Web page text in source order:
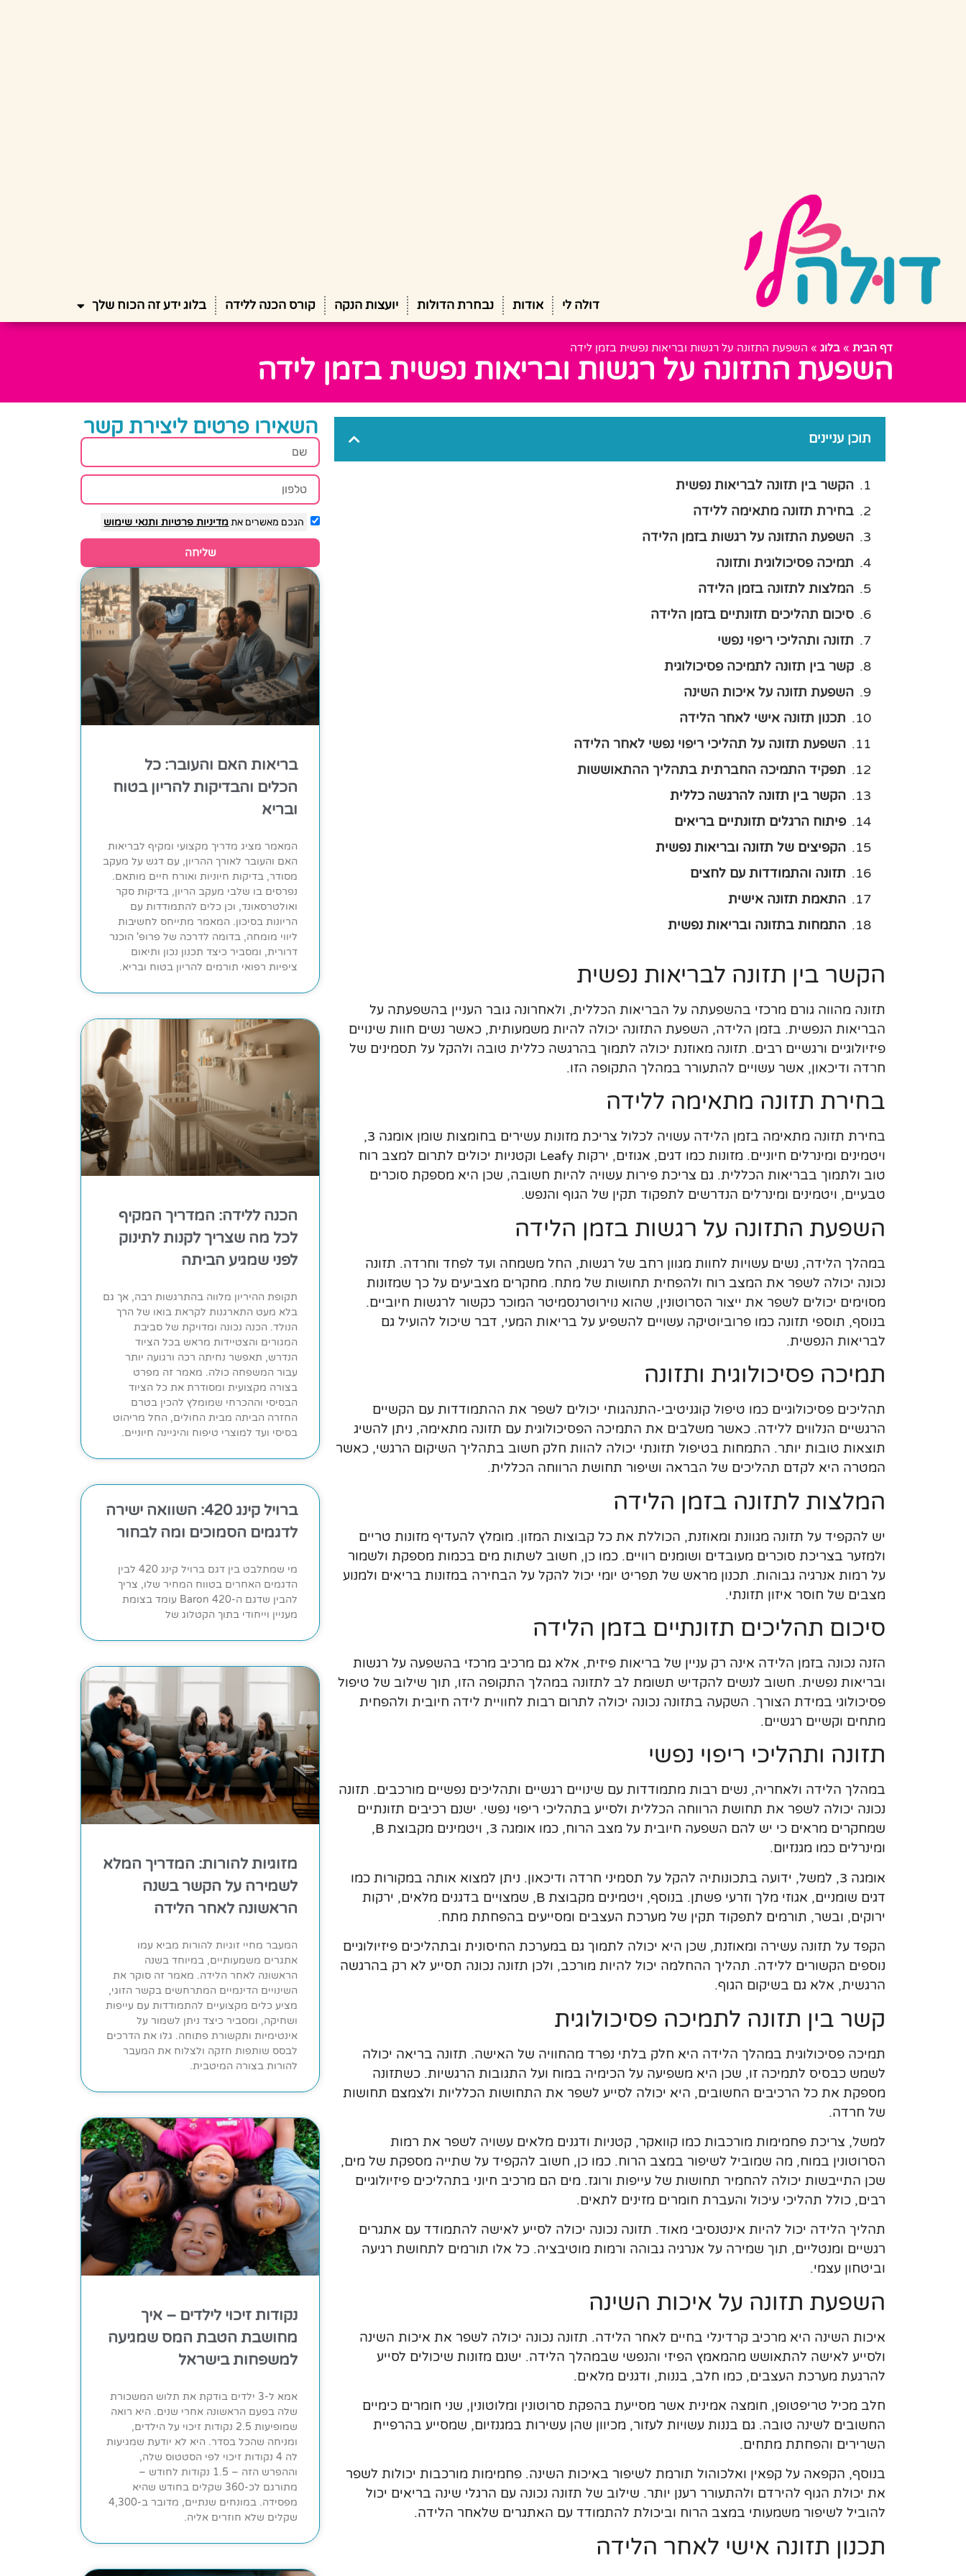
דולה לי אודות נבחרת הדולות יועצות הנקה קורס הכנה ללידה בלוג ידע זה הכוח שלך
דף הבית » בלוג » השפעת התזונה על רגשות ובריאות נפשית בזמן לידה
השפעת התזונה על רגשות ובריאות נפשית בזמן לידה
תוכן עניינים
הקשר בין תזונה לבריאות נפשית
בחירת תזונה מתאימה ללידה
השפעת התזונה על רגשות בזמן הלידה
תמיכה פסיכולוגית ותזונה
המלצות לתזונה בזמן הלידה
סיכום תהליכים תזונתיים בזמן הלידה
תזונה ותהליכי ריפוי נפשי
קשר בין תזונה לתמיכה פסיכולוגית
השפעת תזונה על איכות השינה
תכנון תזונה אישי לאחר הלידה
השפעת תזונה על תהליכי ריפוי נפשי לאחר הלידה
תפקיד התמיכה החברתית בתהליך ההתאוששות
הקשר בין תזונה להרגשה כללית
פיתוח הרגלים תזונתיים בריאים
הקפיצים של תזונה ובריאות נפשית
תזונה והתמודדות עם לחצים
התאמת תזונה אישית
התמחות בתזונה ובריאות נפשית
הקשר בין תזונה לבריאות נפשית
תזונה מהווה גורם מרכזי בהשפעתה על הבריאות הכללית, ולאחרונה גובר העניין בהשפעתה על
הבריאות הנפשית. בזמן הלידה, השפעת התזונה יכולה להיות משמעותית, כאשר נשים חוות שינויים
פיזיולוגיים ורגשיים רבים. תזונה מאוזנת יכולה לתמוך בהרגשה כללית טובה ולהקל על תסמינים של
חרדה ודיכאון, אשר עשויים להתעורר במהלך התקופה הזו.
בחירת תזונה מתאימה ללידה
בחירת תזונה מתאימה בזמן הלידה עשויה לכלול צריכת מזונות עשירים בחומצות שומן אומגה 3,
ויטמינים ומינרלים חיוניים. מזונות כמו דגים, אגוזים, ירקות Leafy וקטניות יכולים לתרום למצב רוח
טוב ולתמוך בבריאות הכללית. גם צריכת פירות עשויה להיות חשובה, שכן היא מספקת סוכרים
טבעיים, ויטמינים ומינרלים הנדרשים לתפקוד תקין של הגוף והנפש.
השפעת התזונה על רגשות בזמן הלידה
במהלך הלידה, נשים עשויות לחוות מגוון רחב של רגשות, החל משמחה ועד לפחד וחרדה. תזונה
נכונה יכולה לשפר את המצב רוח ולהפחית תחושות של מתח. מחקרים מצביעים על כך שמזונות
מסוימים יכולים לשפר את ייצור הסרוטונין, שהוא נוירוטרנסמיטר המוכר כקשור לרגשות חיוביים.
בנוסף, תוספי תזונה כמו פרוביוטיקה עשויים להשפיע על בריאות המעי, דבר שיכול להועיל גם
לבריאות הנפשית.
תמיכה פסיכולוגית ותזונה
תהליכים פסיכולוגיים כמו טיפול קוגניטיבי-התנהגותי יכולים לשפר את ההתמודדות עם הקשיים
הרגשיים הנלווים ללידה. כאשר משלבים את התמיכה הפסיכולוגית עם תזונה מתאימה, ניתן להשיג
תוצאות טובות יותר. התמחות בטיפול תזונתי יכולה להוות חלק חשוב בתהליך השיקום הרגשי, כאשר
המטרה היא לקדם תהליכים של הבראה ושיפור תחושת הרווחה הכללית.
המלצות לתזונה בזמן הלידה
יש להקפיד על תזונה מגוונת ומאוזנת, הכוללת את כל קבוצות המזון. מומלץ להעדיף מזונות טריים
ולמזער בצריכת סוכרים מעובדים ושומנים רוויים. כמו כן, חשוב לשתות מים בכמות מספקת ולשמור
על רמות אנרגיה גבוהות. תכנון מראש של תפריט יומי יכול להקל על הבחירה במזונות בריאים ולמנוע
מצבים של חוסר איזון תזונתי.
סיכום תהליכים תזונתיים בזמן הלידה
הזנה נכונה בזמן הלידה אינה רק עניין של בריאות פיזית, אלא גם מרכיב מרכזי בהשפעה על רגשות
ובריאות נפשית. חשוב לנשים להקדיש תשומת לב לתזונה במהלך התקופה הזו, תוך שילוב של טיפול
פסיכולוגי במידת הצורך. השקעה בתזונה נכונה יכולה לתרום רבות לחוויית לידה חיובית ולהפחית
מתחים וקשיים רגשיים.
תזונה ותהליכי ריפוי נפשי
במהלך הלידה ולאחריה, נשים רבות מתמודדות עם שינויים רגשיים ותהליכים נפשיים מורכבים. תזונה
נכונה יכולה לשפר את תחושת הרווחה הכללית ולסייע בתהליכי ריפוי נפשי. ישנם רכיבים תזונתיים
שמחקרים מראים כי יש להם השפעה חיובית על מצב הרוח, כמו אומגה 3, ויטמינים מקבוצת B,
ומינרלים כמו מגנזיום.
אומגה 3, למשל, ידועה בתכונותיה להקל על תסמיני חרדה ודיכאון. ניתן למצוא אותה במקורות כמו
דגים שומניים, אגוזי מלך וזרעי פשתן. בנוסף, ויטמינים מקבוצת B, שמצויים בדגנים מלאים, ירקות
ירוקים, ובשר, תורמים לתפקוד תקין של מערכת העצבים ומסייעים בהפחתת מתח.
הקפד על תזונה עשירה ומאוזנת, שכן היא יכולה לתמוך גם במערכת החיסונית ובתהליכים פיזיולוגיים
נוספים הקשורים ללידה. תהליך ההחלמה יכול להיות מורכב, ולכן תזונה נכונה תסייע לא רק בהרגשה
הרגשית, אלא גם בשיקום הגוף.
קשר בין תזונה לתמיכה פסיכולוגית
תמיכה פסיכולוגית במהלך הלידה היא חלק בלתי נפרד מהחוויה של האישה. תזונה בריאה יכולה
לשמש כבסיס לתמיכה זו, שכן היא משפיעה על הכימיה במוח ועל התגובות הרגשיות. כשתזונה
מספקת את כל הרכיבים החשובים, היא יכולה לסייע לשפר את התחושות הכלליות ולצמצם תחושות
של חרדה.
למשל, צריכת פחמימות מורכבות כמו קוואקר, קטניות ודגנים מלאים עשויה לשפר את רמות
הסרוטונין במוח, מה שמוביל לשיפור במצב הרוח. כמו כן, חשוב להקפיד על שתייה מספקת של מים,
שכן התייבשות יכולה להחמיר תחושות של עייפות ורוגז. מים הם מרכיב חיוני בתהליכים פיזיולוגיים
רבים, כולל תהליכי עיכול והעברת חומרים מזינים לתאים.
תהליך הלידה יכול להיות אינטנסיבי מאוד. תזונה נכונה יכולה לסייע לאישה להתמודד עם אתגרים
רגשיים ומנטליים, תוך שמירה על אנרגיה גבוהה ורמות מוטיבציה. כל אלו תורמים לתחושת רגיעה
וביטחון עצמי.
השפעת תזונה על איכות השינה
איכות השינה היא מרכיב קרדינלי בחיים לאחר הלידה. תזונה נכונה יכולה לשפר את איכות השינה
ולסייע לאישה להתאושש מהמאמץ הפיזי והנפשי שבמהלך הלידה. ישנם מזונות שיכולים לסייע
להרגעת מערכת העצבים, כמו חלב, בננות, ודגנים מלאים.
חלב מכיל טריפטופן, חומצה אמינית אשר מסייעת בהפקת סרוטונין ומלוטונין, שני חומרים כימיים
החשובים לשינה טובה. גם בננות עשויות לעזור, מכיוון שהן עשירות במגנזיום, שמסייע בהרפיית
השרירים והפחתת מתחים.
בנוסף, הקפאה על קפאין ואלכוהול תורמת לשיפור באיכות השינה. פחמימות מורכבות יכולות לשפר
את יכולת הגוף להירדם ולהתעורר רענן יותר. שילוב של תזונה נכונה עם הרגלי שינה בריאים יכול
להוביל לשיפור משמעותי במצב הרוח וביכולת להתמודד עם האתגרים שלאחר הלידה.
תכנון תזונה אישי לאחר הלידה
השאירו פרטים ליצירת קשר
הנכם מאשרים אתמדיניות פרטיות ותנאי שימוש
שליחה
בריאות האם והעובר: כל
הכלים והבדיקות להריון בטוח
ובריא
המאמר מציג מדריך מקצועי ומקיף לבריאות
האם והעובר לאורך ההריון, עם דגש על מעקב
מסודר, בדיקות חיוניות ואורח חיים מותאם.
נפרסים בו שלבי מעקב הריון, בדיקות סקר
ואולטרסאונד, וכן כלים להתמודדות עם
הריונות בסיכון. המאמר מתייחס לחשיבות
ליווי מומחה, בדומה לדרכה של פרופ' הוכנר
דרורית, ומסביר כיצד תכנון נכון ותיאום
ציפיות רפואי תורמים להריון בטוח ובריא.
הכנה ללידה: המדריך המקיף
לכל מה שצריך לקנות לתינוק
לפני שמגיע הביתה
תקופת ההיריון מלווה בהתרגשות רבה, אך גם
בלא מעט התארגנות לקראת בואו של הרך
הנולד. הכנה נכונה ומדויקת של סביבת
המגורים והצטיידות מראש בכל הציוד
הנדרש, תאפשר נחיתה רכה ורגועה יותר
עבור המשפחה כולה. מאמר זה מפרט
בצורה מקצועית ומסודרת את כל הציוד
הבסיסי וההכרחי שמומלץ להכין בטרם
החזרה הביתה מבית החולים, החל מריהוט
בסיסי ועד למוצרי טיפוח והיגיינה חיוניים.
ברויל קינג 420: השוואה ישירה
לדגמים הסמוכים ומה לבחור
מי שמתלבט בין דגם ברויל קינג 420 לבין
הדגמים האחרים בטווח המחיר שלו, צריך
להבין שדגם ה-Baron 420 עומד בצומת
מעניין וייחודי בתוך הקטלוג של
מזוגיות להורות: המדריך המלא
לשמירה על הקשר בשנה
הראשונה לאחר הלידה
המעבר מחיי זוגיות להורות מביא עמו
אתגרים משמעותיים, במיוחד בשנה
הראשונה לאחר הלידה. מאמר זה סוקר את
השינויים הדינמיים המתרחשים בקשר הזוגי,
מציע כלים מקצועיים להתמודדות עם עייפות
ושחיקה, ומסביר כיצד ניתן לשמור על
אינטימיות ותקשורת פתוחה. גלו את הדרכים
לבסס שותפות חזקה ולצלוח את המעבר
להורות בצורה המיטבית.
נקודות זיכוי לילדים – איך
מחושבת הטבת המס שמגיעה
למשפחות בישראל
אמא ל-3 ילדים בודקת את תלוש המשכורת
שלה בפעם הראשונה אחרי שנים. היא רואה
שמופיעות 2.5 נקודות זיכוי על הילדים,
ומניחה שהכל בסדר. היא לא יודעת שמגיעות
לה 4 נקודות זיכוי לפי הסטטוס שלה,
וההפרש הזה – 1.5 נקודות לחודש –
מתורגם לכ-360 שקלים בחודש שהיא
מפסידה. במונחים שנתיים, מדובר ב-4,300
שקלים שלא חוזרים אליה.